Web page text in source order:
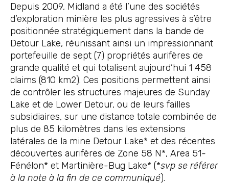
Depuis 2009, Midland a été l’une des sociétés
d’exploration minière les plus agressives à s’être
positionnée stratégiquement dans la bande de
Detour Lake, réunissant ainsi un impressionnant
portefeuille de sept (7) propriétés aurifères de
grande qualité et qui totalisent aujourd’hui 1 458
claims (810 km2). Ces positions permettent ainsi
de contrôler les structures majeures de Sunday
Lake et de Lower Detour, ou de leurs failles
subsidiaires, sur une distance totale combinée de
plus de 85 kilomètres dans les extensions
latérales de la mine Detour Lake* et des récentes
découvertes aurifères de Zone 58 N*, Area 51-
Fénélon* et Martinière-Bug Lake* (*svp se référer
à la note à la fin de ce communiqué).